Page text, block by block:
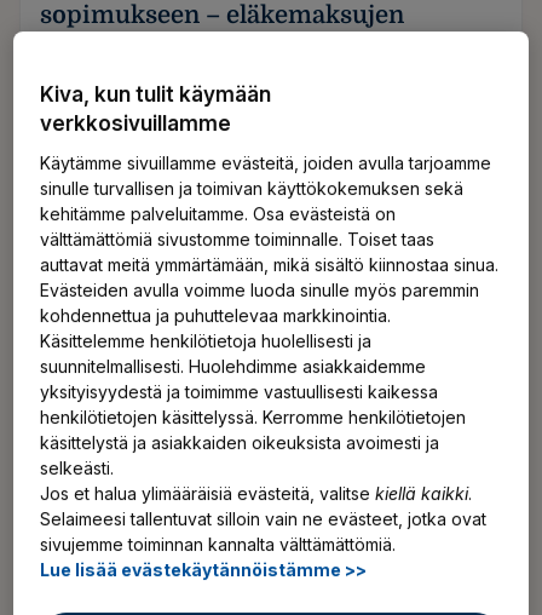
sopimukseen – eläkemaksujen
valinnanvapausmallia
lausunnoille hallituksen esitysluonnoksen yrittäjän
eläkelain (YEL) muuttamiseksi. YEL-uudistuksen
jälkeen eläkemaksut ja eläke-etuudet määräytyisivät
joko yrittäjätoimintaan perustuvan viimeksi
päättyneen verotuksen ansiotulojen tai
nykyisenkaltaisen kokonaisarvioon perustuvan
työtulon perusteella.
YEL-uudistuksesta päästy sopimukseen –
Lue uutinen
Lisää uutisia ja tiedotteita
Kiva, kun tulit käymään
verkkosivuillamme
Käytämme sivuillamme evästeitä, joiden avulla tarjoamme
sinulle turvallisen ja toimivan käyttökokemuksen sekä
kehitämme palveluitamme. Osa evästeistä on
välttämättömiä sivustomme toiminnalle. Toiset taas
auttavat meitä ymmärtämään, mikä sisältö kiinnostaa sinua.
Evästeiden avulla voimme luoda sinulle myös paremmin
kohdennettua ja puhuttelevaa markkinointia.
Käsittelemme henkilötietoja huolellisesti ja
suunnitelmallisesti. Huolehdimme asiakkaidemme
yksityisyydestä ja toimimme vastuullisesti kaikessa
henkilötietojen käsittelyssä. Kerromme henkilötietojen
käsittelystä ja asiakkaiden oikeuksista avoimesti ja
selkeästi.
Jos et halua ylimääräisiä evästeitä, valitsekiellä kaikki.
Selaimeesi tallentuvat silloin vain ne evästeet, jotka ovat
sivujemme toiminnan kannalta välttämättömiä.
Lue lisää evästekäytännöistämme >>